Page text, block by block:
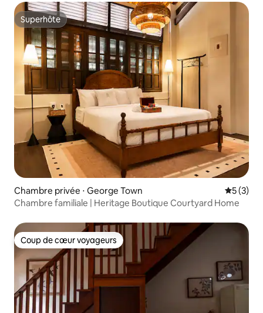
Superhôte
Superhôte
Chambre privée ⋅ George Town
5 (3)
Chambre familiale | Heritage Boutique Courtyard Home
Coup de cœur voyageurs
Coup de cœur voyageurs